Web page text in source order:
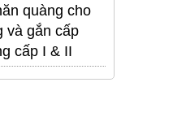
quàng cho
và gắn cấp
cấp I & II